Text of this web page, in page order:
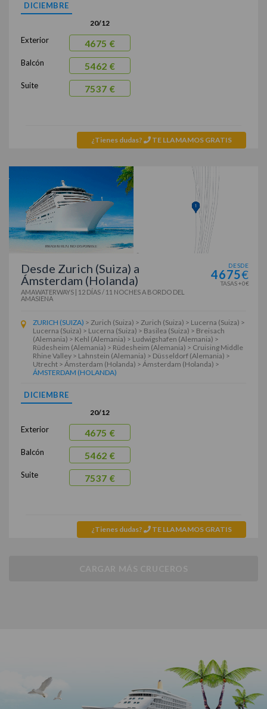
DICIEMBRE
Exterior
Balcón
Suite
20/12
4675 €
5462 €
7537 €
¿Tienes dudas? TE LLAMAMOS GRATIS
Desde Zurich (Suiza) a
Ámsterdam (Holanda)
AMAWATERWAYS 12 DÍAS / 11 NOCHESA BORDO DEL
AMASIENA
DESDE
4675€
TASAS +0€
ZURICH (SUIZA) > Zurich (Suiza) > Zurich (Suiza) > Lucerna (Suiza) >
Lucerna (Suiza) > Lucerna (Suiza) > Basilea (Suiza) > Breisach
(Alemania) > Kehl (Alemania) > Ludwigshafen (Alemania) >
Rüdesheim (Alemania) > Rüdesheim (Alemania) > Cruising Middle
Rhine Valley > Lahnstein (Alemania) > Düsseldorf (Alemania) >
Utrecht > Ámsterdam (Holanda) > Ámsterdam (Holanda) >
ÁMSTERDAM (HOLANDA)
DICIEMBRE
Exterior
Balcón
Suite
20/12
4675 €
5462 €
7537 €
¿Tienes dudas? TE LLAMAMOS GRATIS